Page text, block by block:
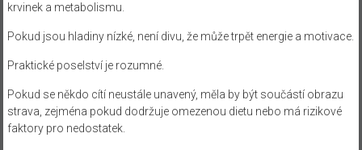
krvinek a metabolismu.
Pokud jsou hladiny nízké, není divu, že může trpět energie a motivace.
Praktické poselství je rozumné.
Pokud se někdo cítí neustále unavený, měla by být součástí obrazu
strava, zejména pokud dodržuje omezenou dietu nebo má rizikové
faktory pro nedostatek.